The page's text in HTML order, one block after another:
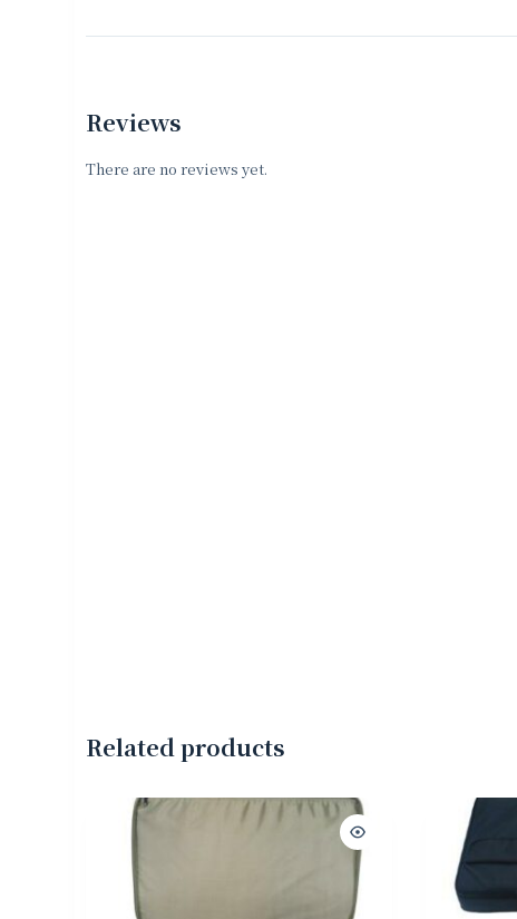
Reviews
There are no reviews yet.
Related products